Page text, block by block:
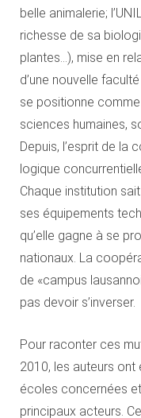
belle animalerie;
richesse de sa
plantes…), mise en
d’une nouvelle
se positionne
sciences humaines,
Depuis, l’esprit de la
logique
Chaque institution
ses équipements
qu’elle gagne à se
nationaux. La
de «campus
pas devoir s’inverser.
Pour raconter ces
2010, les auteurs
écoles concernées
principaux acteurs.